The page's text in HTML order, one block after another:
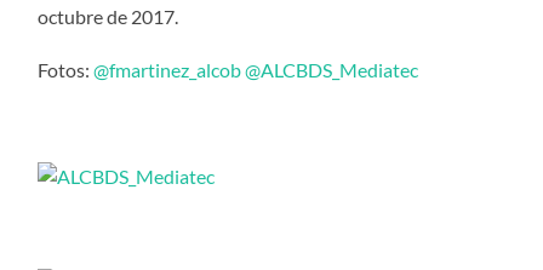
octubre de 2017.
Fotos:@fmartinez_alcob@ALCBDS_Mediatec